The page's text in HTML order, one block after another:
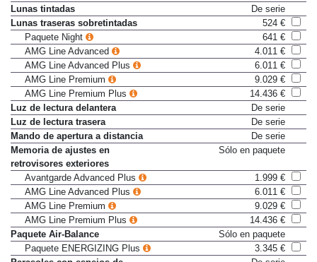
Luces automáticas
De serie
Lunas tintadas
De serie
Lunas traseras sobretintadas
524 €
Paquete Night
641 €
AMG Line Advanced
4.011 €
AMG Line Advanced Plus
6.011 €
AMG Line Premium
9.029 €
AMG Line Premium Plus
14.436 €
Luz de lectura delantera
De serie
Luz de lectura trasera
De serie
Mando de apertura a distancia
De serie
Memoria de ajustes en
retrovisores exteriores
Avantgarde Advanced Plus
1.999 €
AMG Line Advanced Plus
6.011 €
AMG Line Premium
9.029 €
AMG Line Premium Plus
14.436 €
Paquete Air-Balance
Sólo en paquete
Paquete ENERGIZING Plus
3.345 €